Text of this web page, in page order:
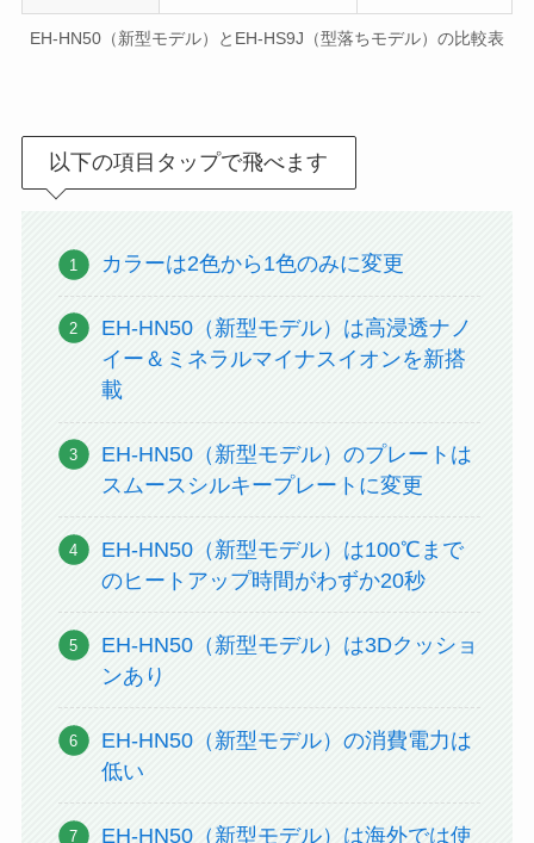
EH-HN50（新型モデル）とEH-HS9J（型落ちモデル）の比較表
以下の項目タップで飛べます
カラーは2色から1色のみに変更
EH-HN50（新型モデル）は高浸透ナノ
イー＆ミネラルマイナスイオンを新搭
載
EH-HN50（新型モデル）のプレートは
スムースシルキープレートに変更
EH-HN50（新型モデル）は100℃まで
のヒートアップ時間がわずか20秒
EH-HN50（新型モデル）は3Dクッショ
ンあり
EH-HN50（新型モデル）の消費電力は
低い
EH-HN50（新型モデル）は海外では使